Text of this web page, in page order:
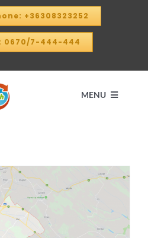
+36308323252
0670/7-444-444
MENU
– 2026